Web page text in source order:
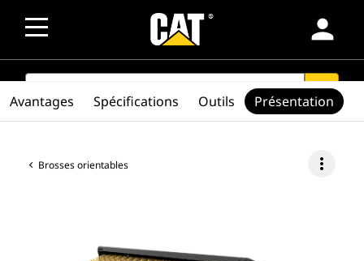
person
SEARCH search
Brosses orientables more_vert
Avantages Spécifications Outils Présentation